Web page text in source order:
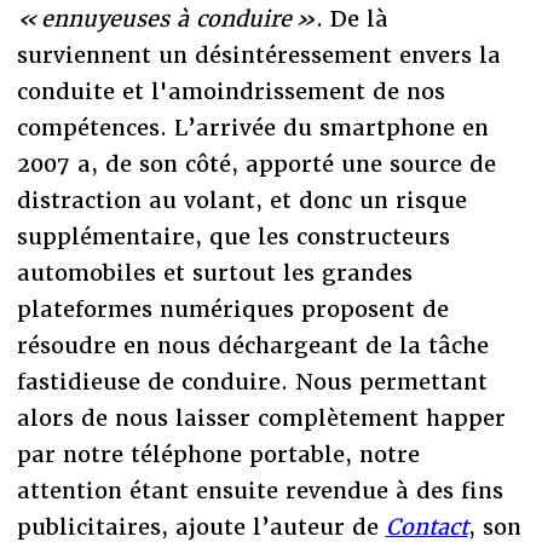
« ennuyeuses à conduire ». De là
surviennent un désintéressement envers la
conduite et l'amoindrissement de nos
compétences. L’arrivée du smartphone en
2007 a, de son côté, apporté une source de
distraction au volant, et donc un risque
supplémentaire, que les constructeurs
automobiles et surtout les grandes
plateformes numériques proposent de
résoudre en nous déchargeant de la tâche
fastidieuse de conduire. Nous permettant
alors de nous laisser complètement happer
par notre téléphone portable, notre
attention étant ensuite revendue à des fins
publicitaires, ajoute l’auteur de Contact, son